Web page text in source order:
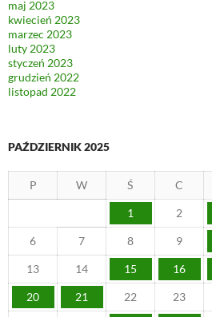
maj 2023
kwiecień 2023
marzec 2023
luty 2023
styczeń 2023
grudzień 2022
listopad 2022
PAŹDZIERNIK 2025
P W Ś C
1 2
6 7 8 9
13 14 15 16
20 21 22 23